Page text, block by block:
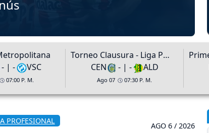
- | - VSC
07:00 P. M.
Torneo Clausura - Liga Profesional de Argentina
CEN
- | - ALD
Ago 07 07:30 P. M.
PROFESIONAL
AGO 6 / 2026